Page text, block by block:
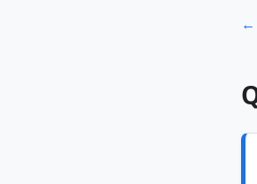
←